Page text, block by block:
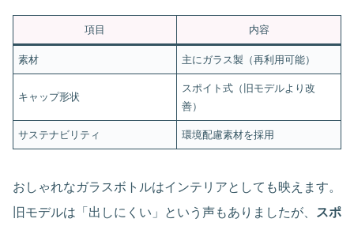
項目 内容
素材 主にガラス製（再利用可能）
キャップ形状
スポイト式（旧モデルより改
善）
サステナビリティ 環境配慮素材を採用
おしゃれなガラスボトルはインテリアとしても映えます。
旧モデルは「出しにくい」という声もありましたが、
スポ